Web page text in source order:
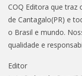
COQ Editora que traz
de Cantagalo(PR) e
o Brasil e mundo.
qualidade e
Editor